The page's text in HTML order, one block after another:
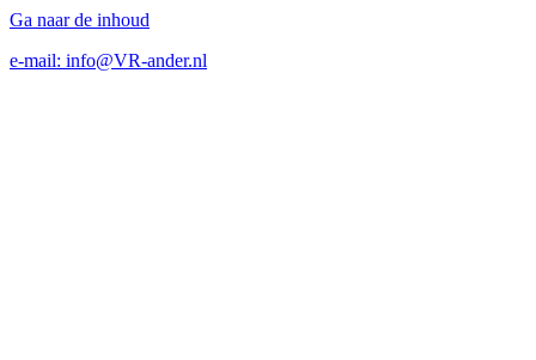
Ga naar de inhoud
e-mail: info@VR-ander.nl